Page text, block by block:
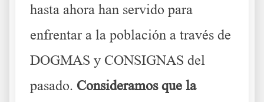
hasta ahora han servido para
enfrentar a la población a través de
DOGMAS y CONSIGNAS del
pasado. Consideramos que la